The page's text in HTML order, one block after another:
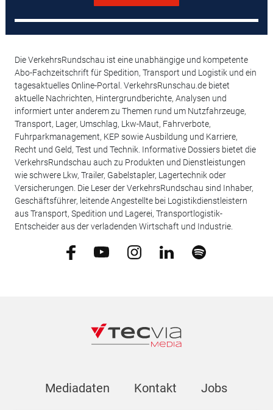
Die VerkehrsRundschau ist eine unabhängige und kompetente
Abo-Fachzeitschrift für Spedition, Transport und Logistik und ein
tagesaktuelles Online-Portal. VerkehrsRunschau.de bietet
aktuelle Nachrichten, Hintergrundberichte, Analysen und
informiert unter anderem zu Themen rund um Nutzfahrzeuge,
Transport, Lager, Umschlag, Lkw-Maut, Fahrverbote,
Fuhrparkmanagement, KEP sowie Ausbildung und Karriere,
Recht und Geld, Test und Technik. Informative Dossiers bietet die
VerkehrsRundschau auch zu Produkten und Dienstleistungen
wie schwere Lkw, Trailer, Gabelstapler, Lagertechnik oder
Versicherungen. Die Leser der VerkehrsRundschau sind Inhaber,
Geschäftsführer, leitende Angestellte bei Logistikdienstleistern
aus Transport, Spedition und Lagerei, Transportlogistik-
Entscheider aus der verladenden Wirtschaft und Industrie.
Mediadaten Kontakt Jobs